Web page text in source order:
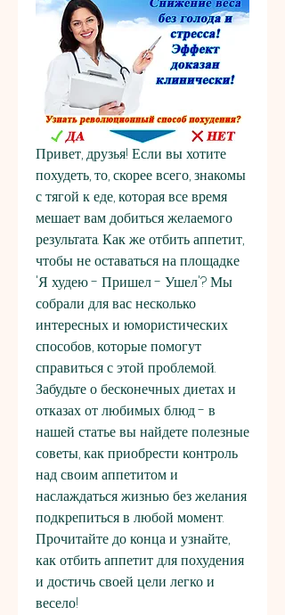
Привет, друзья! Если вы хотите
похудеть, то, скорее всего, знакомы
с тягой к еде, которая все время
мешает вам добиться желаемого
результата. Как же отбить аппетит,
чтобы не оставаться на площадке
'Я худею - Пришел - Ушел'? Мы
собрали для вас несколько
интересных и юмористических
способов, которые помогут
справиться с этой проблемой.
Забудьте о бесконечных диетах и
отказах от любимых блюд - в
нашей статье вы найдете полезные
советы, как приобрести контроль
над своим аппетитом и
наслаждаться жизнью без желания
подкрепиться в любой момент.
Прочитайте до конца и узнайте,
как отбить аппетит для похудения
и достичь своей цели легко и
весело!